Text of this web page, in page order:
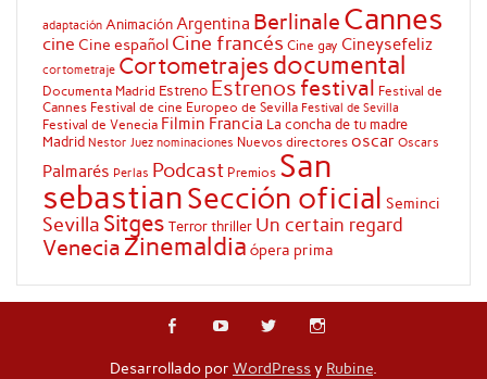
adaptación AnimaciónArgentina Berlinale Cannes
cine Cine español Cine francés Cine gay Cineysefeliz
cortometraje Cortometrajes documental
Documenta Madrid Estreno Estrenos festival Festival de
Cannes Festival de cine Europeo de Sevilla Festival de Sevilla
Festival de Venecia Filmin Francia La concha de tu madre
Madrid Nestor Juez nominaciones Nuevos directores oscar Oscars
Palmarés Perlas Podcast Premios San
sebastianSección oficial Seminci
Sevilla Sitges Terrorthriller Un certain regard
Venecia Zinemaldia ópera prima
Desarrollado por WordPressy Rubine.